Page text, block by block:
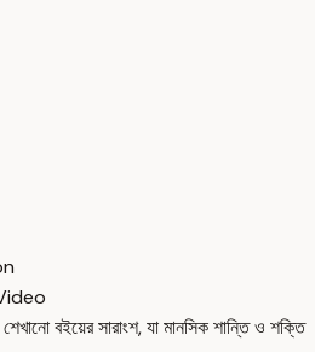
শেখানো বইয়ের সারাংশ, যা মানসিক শান্তি ও শক্তি